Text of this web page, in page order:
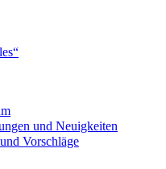
und Neuigkeiten
Vorschläge